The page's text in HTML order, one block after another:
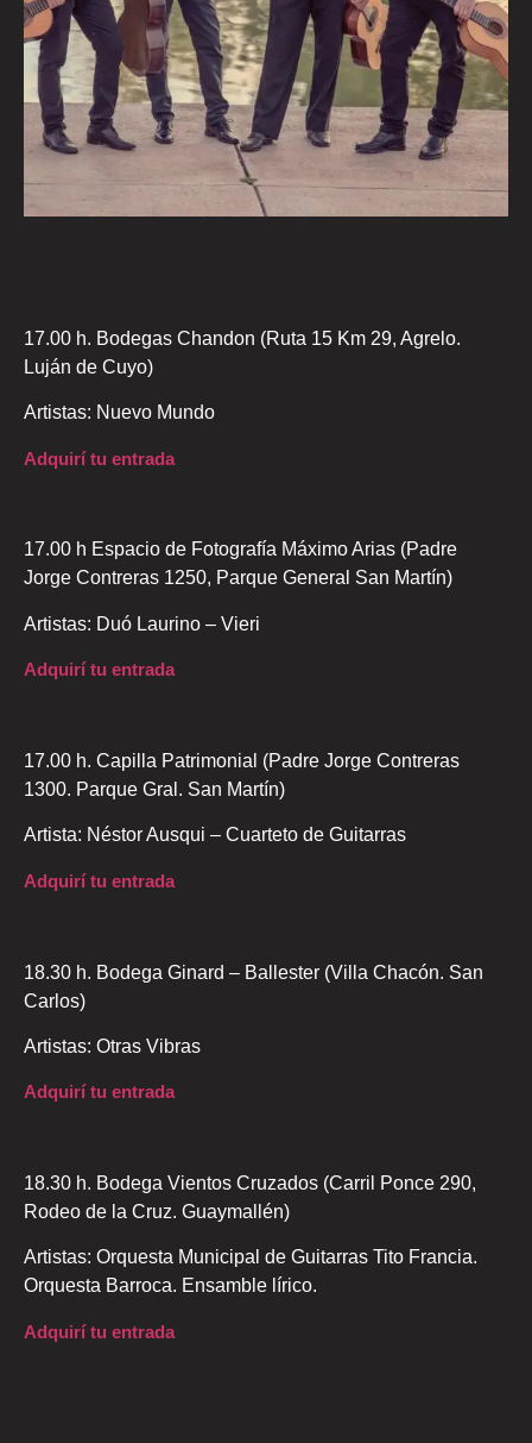
17.00 h. Bodegas Chandon (Ruta 15 Km 29, Agrelo.
Luján de Cuyo)
Artistas: Nuevo Mundo
Adquirí tu entrada
17.00 h Espacio de Fotografía Máximo Arias (Padre
Jorge Contreras 1250, Parque General San Martín)
Artistas: Duó Laurino – Vieri
Adquirí tu entrada
17.00 h. Capilla Patrimonial (Padre Jorge Contreras
1300. Parque Gral. San Martín)
Artista: Néstor Ausqui – Cuarteto de Guitarras
Adquirí tu entrada
18.30 h. Bodega Ginard – Ballester (Villa Chacón. San
Carlos)
Artistas: Otras Vibras
Adquirí tu entrada
18.30 h. Bodega Vientos Cruzados (Carril Ponce 290,
Rodeo de la Cruz. Guaymallén)
Artistas: Orquesta Municipal de Guitarras Tito Francia.
Orquesta Barroca. Ensamble lírico.
Adquirí tu entrada